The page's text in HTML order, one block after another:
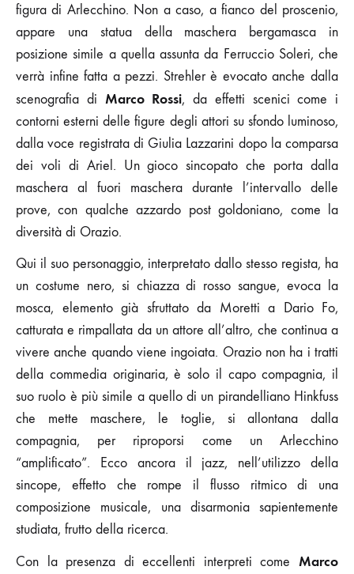
figura di Arlecchino. Non a caso, a fianco del proscenio,
appare una statua della maschera bergamasca in
posizione simile a quella assunta da Ferruccio Soleri, che
verrà infine fatta a pezzi. Strehler è evocato anche dalla
scenografia di Marco Rossi, da effetti scenici come i
contorni esterni delle figure degli attori su sfondo luminoso,
dalla voce registrata di Giulia Lazzarini dopo la comparsa
dei voli di Ariel. Un gioco sincopato che porta dalla
maschera al fuori maschera durante l’intervallo delle
prove, con qualche azzardo post goldoniano, come la
diversità di Orazio.
Qui il suo personaggio, interpretato dallo stesso regista, ha
un costume nero, si chiazza di rosso sangue, evoca la
mosca, elemento già sfruttato da Moretti a Dario Fo,
catturata e rimpallata da un attore all’altro, che continua a
vivere anche quando viene ingoiata. Orazio non ha i tratti
della commedia originaria, è solo il capo compagnia, il
suo ruolo è più simile a quello di un pirandelliano Hinkfuss
che mette maschere, le toglie, si allontana dalla
compagnia, per riproporsi come un Arlecchino
“amplificato”. Ecco ancora il jazz, nell’utilizzo della
sincope, effetto che rompe il flusso ritmico di una
composizione musicale, una disarmonia sapientemente
studiata, frutto della ricerca.
Con la presenza di eccellenti interpreti come Marco